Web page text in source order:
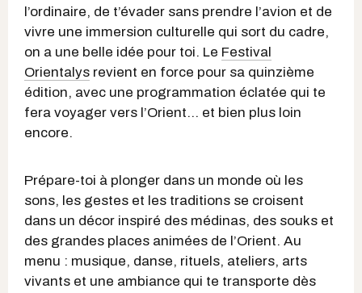
l’ordinaire, de t’évader sans prendre l’avion et de
vivre une immersion culturelle qui sort du cadre,
on a une belle idée pour toi. Le Festival
Orientalys revient en force pour sa quinzième
édition, avec une programmation éclatée qui te
fera voyager vers l’Orient… et bien plus loin
encore.
Prépare-toi à plonger dans un monde où les
sons, les gestes et les traditions se croisent
dans un décor inspiré des médinas, des souks et
des grandes places animées de l’Orient. Au
menu : musique, danse, rituels, ateliers, arts
vivants et une ambiance qui te transporte dès